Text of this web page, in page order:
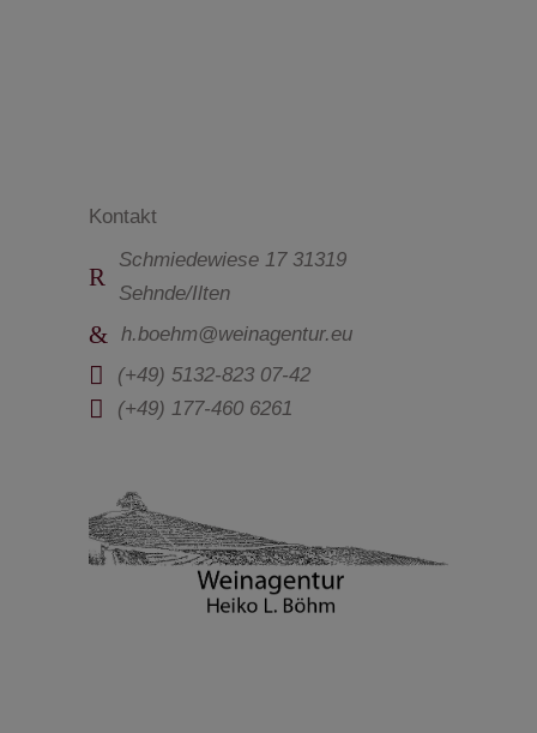
Kontakt
Schmiedewiese 17 31319
Sehnde/Ilten
h.boehm@weinagentur.eu
(+49) 5132-823 07-42
(+49) 177-460 6261